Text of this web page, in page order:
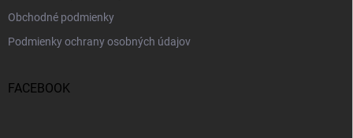
Obchodné podmienky
Podmienky ochrany osobných údajov
FACEBOOK